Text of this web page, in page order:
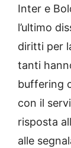
Inter e
l’ultimo
diritti per
tanti
buffering
con il
risposta
alle